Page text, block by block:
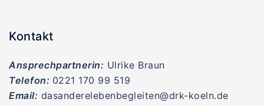
Kontakt
Ansprechpartnerin: Ulrike Braun
Telefon: 0221 170 99 519
Email: dasanderelebenbegleiten@drk-koeln.de